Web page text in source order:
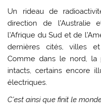
Un rideau de
direction de l’Australie
l’Afrique du Sud et de
dernières cités, villes
Comme dans le nord, la
intacts, certains encore
électriques.
C’est ainsi que finit le